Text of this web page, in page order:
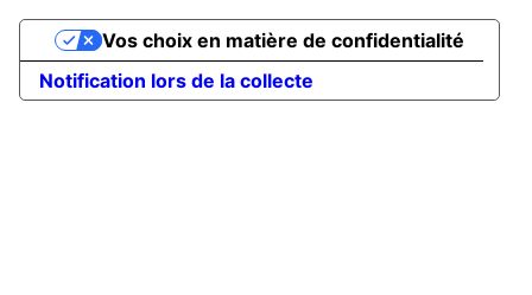
Notification lors de la collecte
Vos choix en matière de confidentialité